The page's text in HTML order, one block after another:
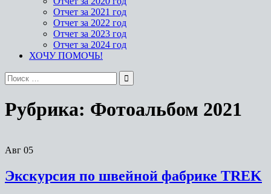
Отчет за 2021 год
Отчет за 2022 год
Отчет за 2023 год
Отчет за 2024 год
ХОЧУ ПОМОЧЬ!
Поиск
по:
Рубрика: Фотоальбом 2021
Авг 05
Экскурсия по швейной фабрике TREK